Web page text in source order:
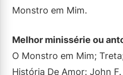
Monstro em Mim.
Melhor minissérie ou
O Monstro em Mim;
História De Amor: John